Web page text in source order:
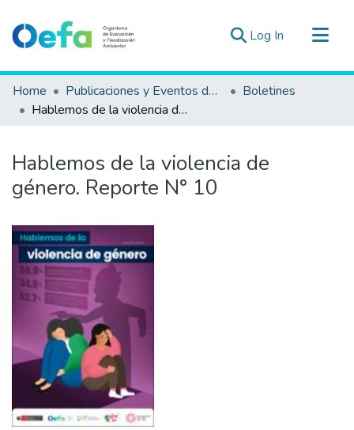
Log In (current)
Communities & Collections
All of DSpace
Estad. Externas
Guias ▾
Home Publicaciones y Eventos del OEFA
Boletines
Hablemos de la violencia de género. Reporte N° 10
Hablemos de la violencia de
género. Reporte N° 10